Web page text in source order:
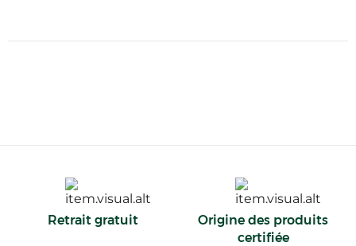
Retrait gratuit
Origine des produits
certifiée